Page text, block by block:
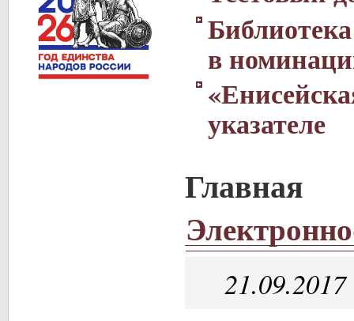
в
указателе
Главная
21.09.2017